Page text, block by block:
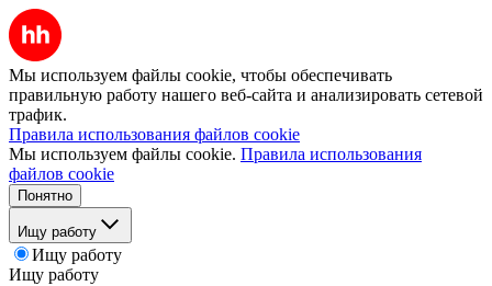
Мы используем файлы cookie, чтобы обеспечивать
правильную работу нашего веб-сайта и анализировать сетевой
трафик.
Правила использования файлов cookie
Мы используем файлы cookie. Правила использования
файлов cookie
Понятно
Ищу работу
Ищу работу
Ищу работу